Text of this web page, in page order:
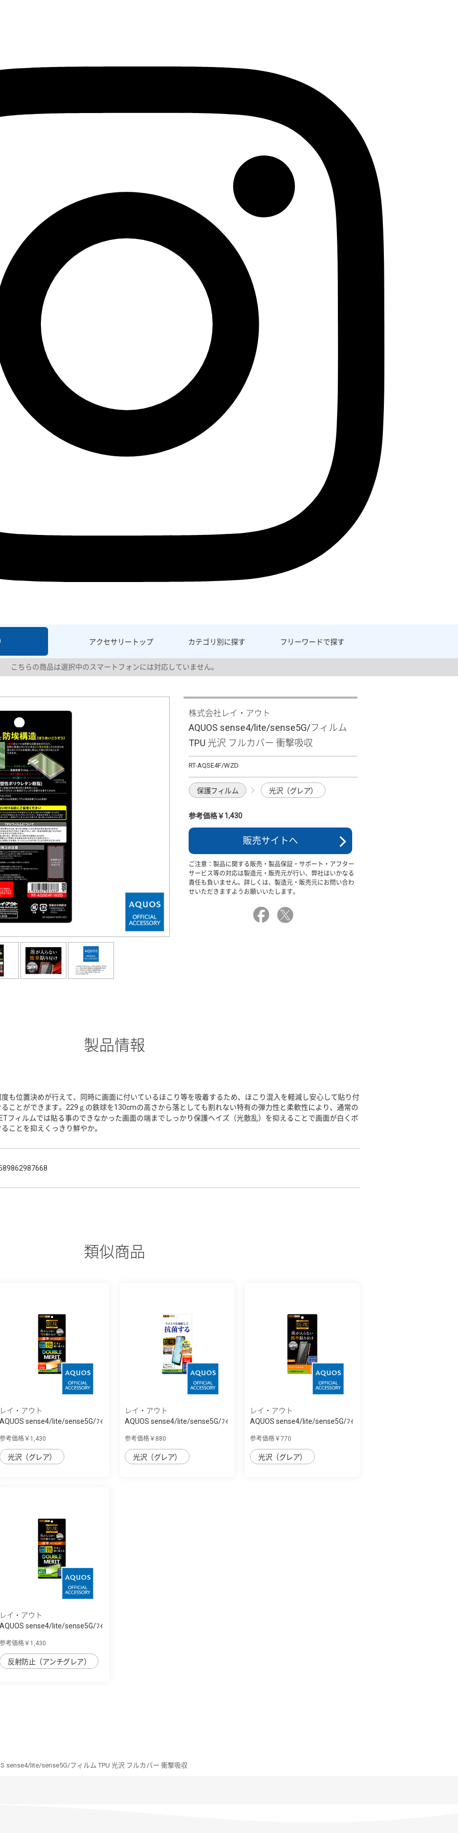
アクセサリー トップ カテゴリ別に探す フリーワードで探す
こちらの商品は選択中のスマートフォンには対応していません。
株式会社レイ・アウト
AQUOS sense4/lite/sense5G/フィルム
TPU 光沢 フルカバー 衝撃吸収
RT-AQSE4F/WZD
保護フィルム 光沢（グレア）
参考価格￥1,430
販売サイトへ
ご注意：製品に関する販売・製品保証・サポート・アフター
サービス等の対応は製造元・販売元が行い、弊社はいかなる
責任も負いません。詳しくは、製造元・販売元にお問い合わ
せいただきますようお願いいたします。
製品情報
度も位置決めが行えて、同時に画面に付いているほこり等を吸着するため、ほこり混入を軽減し安心して貼り付
ることができます。229ｇの鉄球を130cmの高さから落としても割れない特有の弾力性と柔軟性により、通常の
フィルムでは貼る事のできなかった画面の端までしっかり保護ヘイズ（光散乱）を抑えることで画面が白くボ
ことを抑えくっきり鮮やか。
類似商品
レイ・アウト
AQUOS sense4/lite/sense5G/ﾌｨ
参考価格￥1,430
光沢（グレア）
レイ・アウト
AQUOS sense4/lite/sense5G/ﾌｨ
参考価格￥880
光沢（グレア）
レイ・アウト
AQUOS sense4/lite/sense5G/ﾌｨ
参考価格￥770
光沢（グレア）
レイ・アウト
AQUOS sense4/lite/sense5G/ﾌｨ
参考価格￥1,430
反射防止（アンチグレア）
sense4/lite/sense5G/フィルム TPU 光沢 フルカバー 衝撃吸収